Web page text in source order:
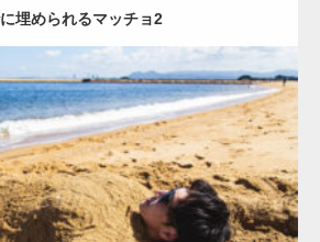
埋められるマッチョ2
Update:2021.07.8
チョ オレンジの人 AKIHITO(細マッチョ)
ド